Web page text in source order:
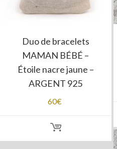
Duo de bracelets
MAMAN BÉBÉ –
Étoile nacre jaune –
ARGENT 925
60€